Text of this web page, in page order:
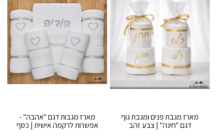
מארז מגבת פנים ומגבת גוף
דגם "חינה" | צבע זהב
מארז מגבות דגם "אהבה" -
אפשרות לרקמה אישית | כסף